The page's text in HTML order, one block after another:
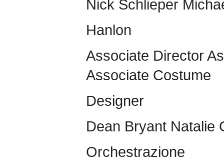
Nick Schlieper
Hanlon
Associate Director
Associate Costume
Designer
Dean Bryant Natalie
Orchestrazione